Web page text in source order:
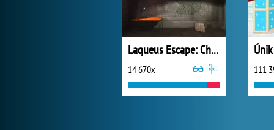
Laqueus Escape: Chapter 1
14 670x 111